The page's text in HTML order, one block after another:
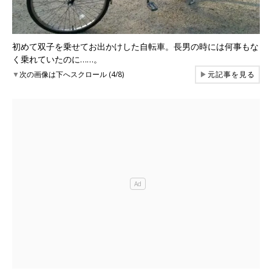
初めて双子を乗せてお出かけした自転車。長男の時には何事もな
く乗れていたのに……。
▼次の画像は下へスクロール (4/8) ▶元記事を見る